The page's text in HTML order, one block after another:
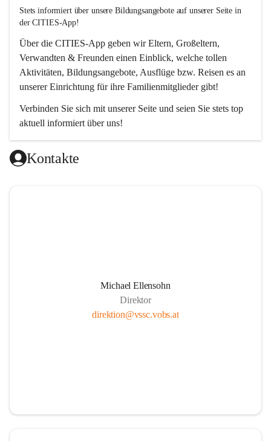
Stets informiert über unsere Bildungsangebote auf unserer Seite in
der CITIES-App!
Über die CITIES-App geben wir Eltern, Großeltern,
Verwandten & Freunden einen Einblick, welche tollen
Aktivitäten, Bildungsangebote, Ausflüge bzw. Reisen es an
unserer Einrichtung für ihre Familienmitglieder gibt!
Verbinden Sie sich mit unserer Seite und seien Sie stets top
aktuell informiert über uns!
Kontakte
Michael Ellensohn
Direktor
direktion@vssc.vobs.at